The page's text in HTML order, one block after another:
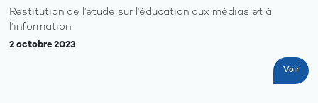
Restitution de l’étude sur l’éducation aux médias et à
l’information
2 octobre 2023
Voir